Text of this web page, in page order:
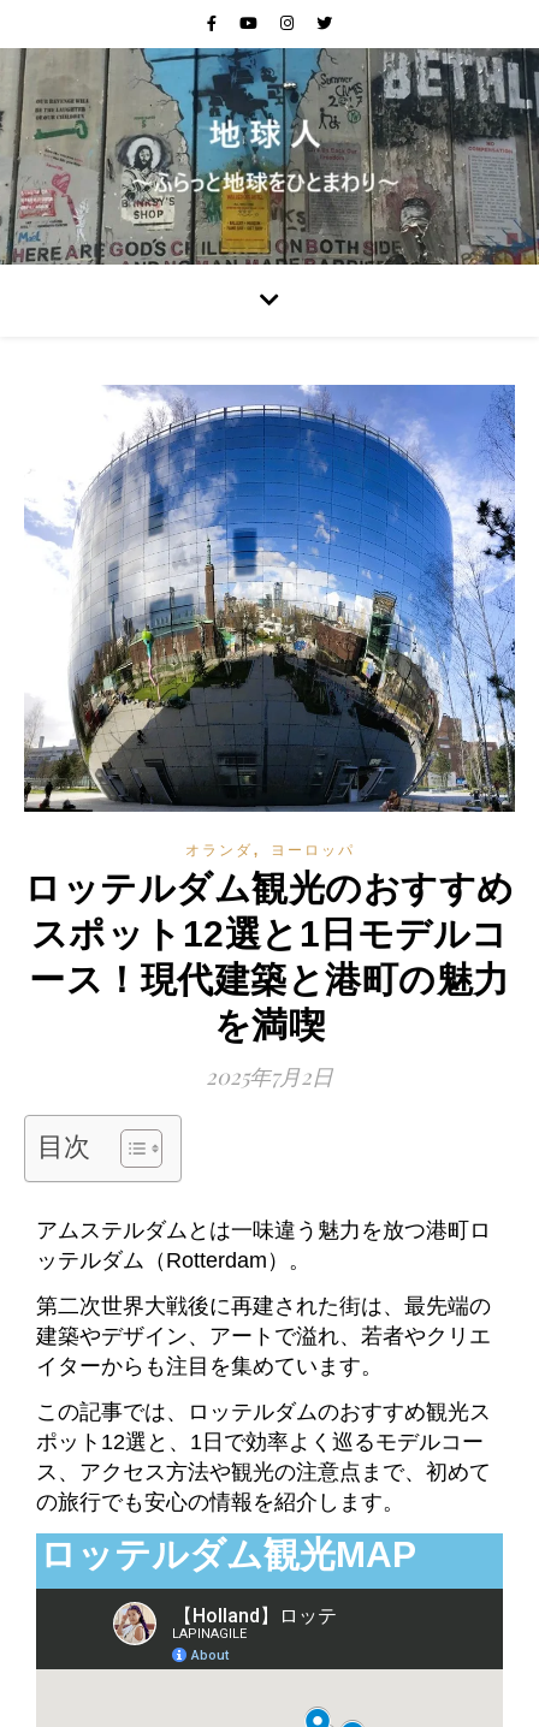
オランダ , ヨーロッパ
ロッテルダム観光のおすすめ
スポット12選と1日モデルコ
ース！現代建築と港町の魅力
を満喫
2025年7月2日
目次
アムステルダムとは一味違う魅力を放つ港町ロ
ッテルダム（Rotterdam）。
第二次世界大戦後に再建された街は、最先端の
建築やデザイン、アートで溢れ、若者やクリエ
イターからも注目を集めています。
この記事では、ロッテルダムのおすすめ観光ス
ポット12選と、1日で効率よく巡るモデルコー
ス、アクセス方法や観光の注意点まで、初めて
の旅行でも安心の情報を紹介します。
ロッテルダム観光MAP